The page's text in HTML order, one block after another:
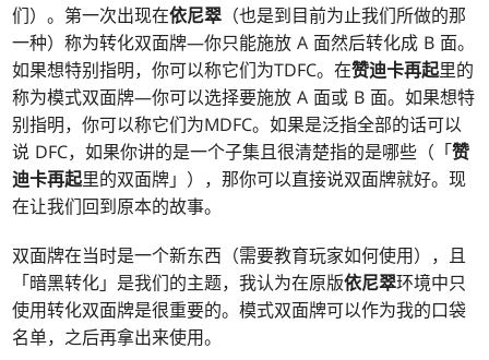
们）。第一次出现在依尼翠 （也是到目前为止我们所做的那
一种）称为转化双面牌—你只能施放 A 面然后转化成 B 面。
如果想特别指明，你可以称它们为TDFC。在赞迪卡再起里的
称为模式双面牌—你可以选择要施放 A 面或 B 面。如果想特
别指明，你可以称它们为MDFC。如果是泛指全部的话可以
说 DFC，如果你讲的是一个子集且很清楚指的是哪些（「赞
迪卡再起里的双面牌」），那你可以直接说双面牌就好。现
在让我们回到原本的故事。
双面牌在当时是一个新东西（需要教育玩家如何使用），且
「暗黑转化」是我们的主题，我认为在原版依尼翠环境中只
使用转化双面牌是很重要的。模式双面牌可以作为我的口袋
名单，之后再拿出来使用。